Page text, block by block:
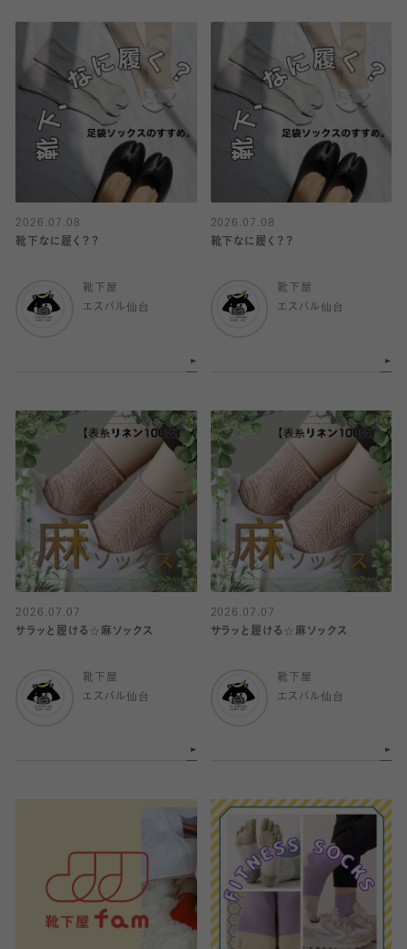
2026.07.08
靴下なに履く？？
靴下屋
エスパル仙台
2026.07.08
靴下なに履く？？
靴下屋
エスパル仙台
2026.07.07
サラッと履ける☆麻ソックス
靴下屋
エスパル仙台
2026.07.07
サラッと履ける☆麻ソックス
靴下屋
エスパル仙台